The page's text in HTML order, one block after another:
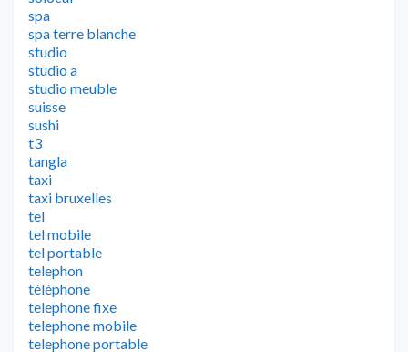
spa
spa terre blanche
studio
studio a
studio meuble
suisse
sushi
t3
tangla
taxi
taxi bruxelles
tel
tel mobile
tel portable
telephon
téléphone
telephone fixe
telephone mobile
telephone portable